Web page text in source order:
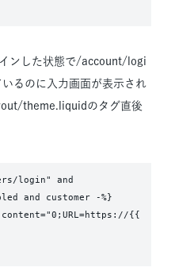
ンした状態で/account/logi
るのに入力画面が表示され
theme.liquidのタグ直後
login" and
and customer -%}
{{